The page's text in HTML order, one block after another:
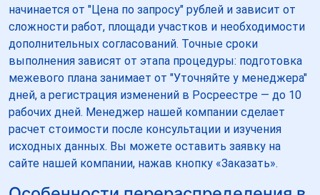
начинается от "Цена по запросу" рублей и зависит от
сложности работ, площади участков и необходимости
дополнительных согласований. Точные сроки
выполнения зависят от этапа процедуры: подготовка
межевого плана занимает от "Уточняйте у менеджера"
дней, а регистрация изменений в Росреестре — до 10
рабочих дней. Менеджер нашей компании сделает
расчет стоимости после консультации и изучения
исходных данных. Вы можете оставить заявку на
сайте нашей компании, нажав кнопку «Заказать».